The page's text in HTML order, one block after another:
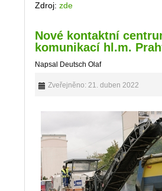
Zdroj:zde
Nové kontaktní
komunikací hl.m.
Napsal Deutsch Olaf
Zveřejněno: 21. duben 2022